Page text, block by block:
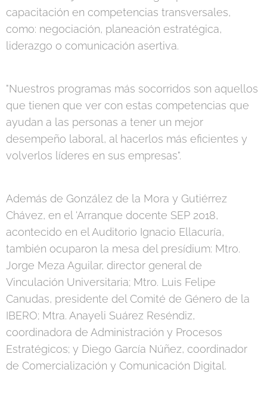
capacitación en competencias transversales,
como: negociación, planeación estratégica,
liderazgo o comunicación asertiva.
"Nuestros programas más socorridos son aquellos
que tienen que ver con estas competencias que
ayudan a las personas a tener un mejor
desempeño laboral, al hacerlos más eficientes y
volverlos líderes en sus empresas".
Además de González de la Mora y Gutiérrez
Chávez, en el 'Arranque docente SEP 2018,
acontecido en el Auditorio Ignacio Ellacuría,
también ocuparon la mesa del presídium: Mtro.
Jorge Meza Aguilar, director general de
Vinculación Universitaria; Mtro. Luis Felipe
Canudas, presidente del Comité de Género de la
IBERO; Mtra. Anayeli Suárez Reséndiz,
coordinadora de Administración y Procesos
Estratégicos; y Diego García Núñez, coordinador
de Comercialización y Comunicación Digital.